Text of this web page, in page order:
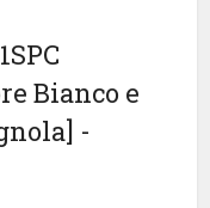
Bianco e
-